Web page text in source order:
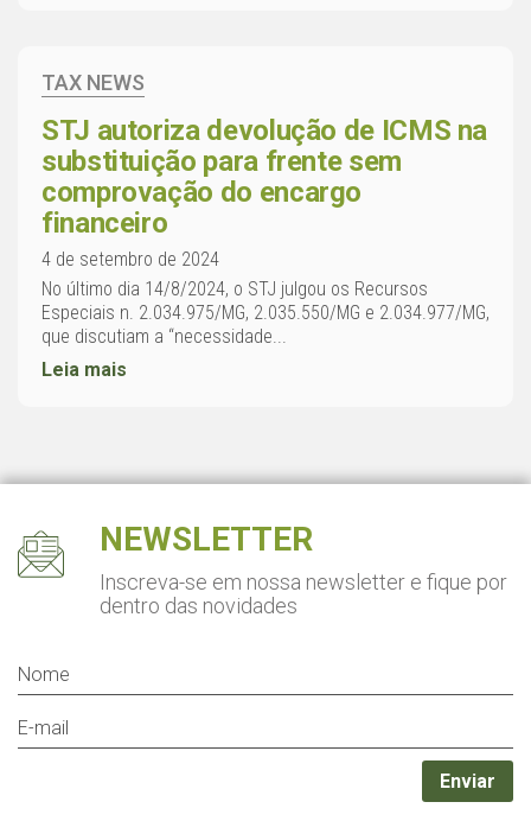
TAX NEWS
STJ autoriza devolução de ICMS na
substituição para frente sem
comprovação do encargo
financeiro
4 de setembro de 2024
No último dia 14/8/2024, o STJ julgou os Recursos
Especiais n. 2.034.975/MG, 2.035.550/MG e 2.034.977/MG,
que discutiam a “necessidade...
Leia mais
NEWSLETTER
Inscreva-se em nossa newsletter e fique por
dentro das novidades